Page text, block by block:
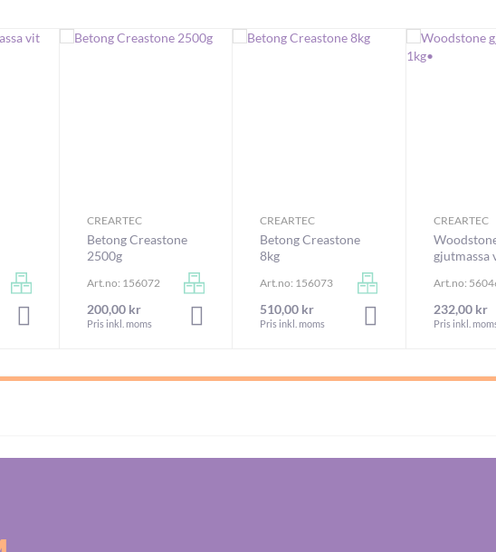
LÄGG I VARUKORGEN
CREARTEC
Betong Creastone
2500g
Art.no: 156072
200,00 kr
Pris inkl. moms
LÄGG I VARUKORGEN
CREARTEC
Betong Creastone
8kg
Art.no: 156073
510,00 kr
Pris inkl. moms
LÄGG I VARUKORGEN
CREARTEC
gjutmassa
Art.no:
232,00 kr
Pris inkl.